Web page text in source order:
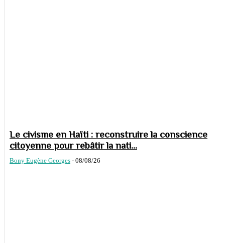
Le civisme en Haïti : reconstruire la conscience
citoyenne pour rebâtir la nati...
Bony Eugène Georges - 08/08/26